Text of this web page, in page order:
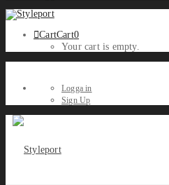
CartCart0
Your cart is empty.
Logga in
Sign Up